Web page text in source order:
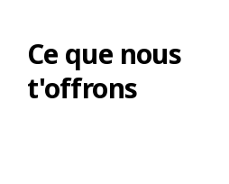
Ce que nous
t'offrons